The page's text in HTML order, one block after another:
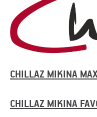
CHILLAZ MIKINA
CHILLAZ MIKINA